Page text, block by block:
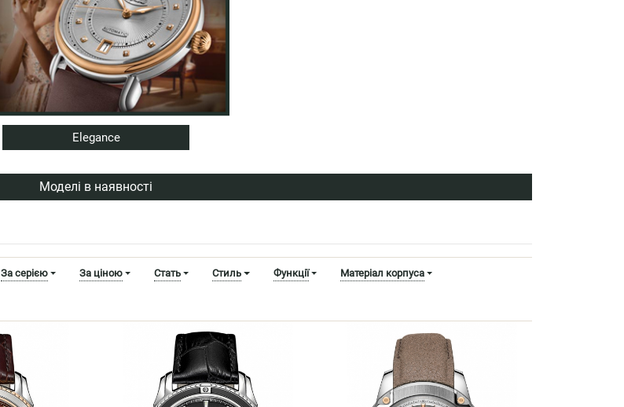
Elegance
Моделі в наявності
За серією За ціною Стать Стиль Функції Матеріал корпуса